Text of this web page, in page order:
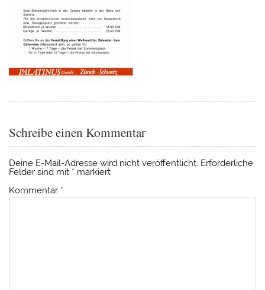
Schreibe einen Kommentar
Deine E-Mail-Adresse wird nicht veröffentlicht. Erforderliche
Felder sind mit * markiert
Kommentar *